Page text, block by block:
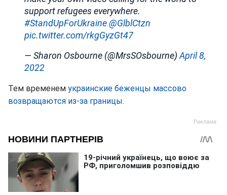
support refugees everywhere.
#StandUpForUkraine@GlblCtzn
pic.twitter.com/rkgGyzGt47
— Sharon Osbourne (@MrsSOsbourne) April 8,
2022
Тем временем украинские беженцы массово
возвращаются из-за границы.